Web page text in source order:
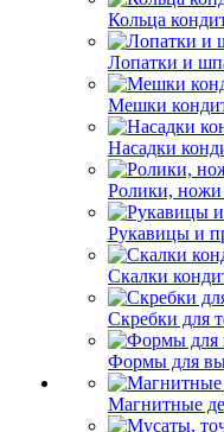
Кольца
Лопатки и
Мешки
Насадки
Ролики, ножи
Рукавицы и
Скалки
Скребки для
Формы для
Магнитные